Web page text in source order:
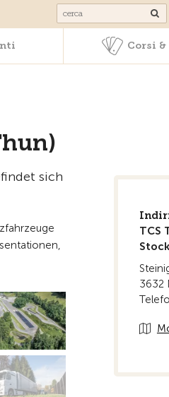
Soccorso & trasporto di pazenti
Corsi
sich
TCS
3632